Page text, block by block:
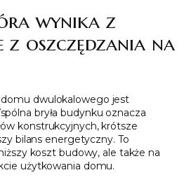
wynika z
z oszczędzania na
dwulokalowego jest
bryła budynku oznacza
konstrukcyjnych, krótsze
bilans energetyczny. To
koszt budowy, ale także na
użytkowania domu.